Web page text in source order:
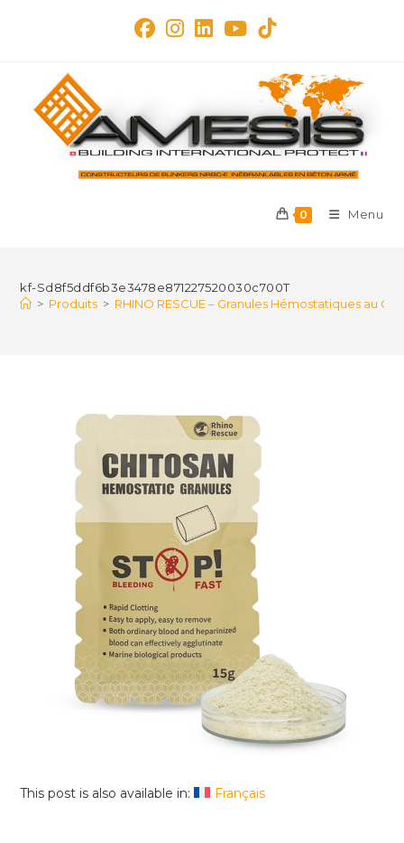
0 Menu
kf-Sd8f5ddf6b3e3478e871227520030c700T
> Produits > RHINO RESCUE – Granules Hémostatiques au
This post is also available in: Français